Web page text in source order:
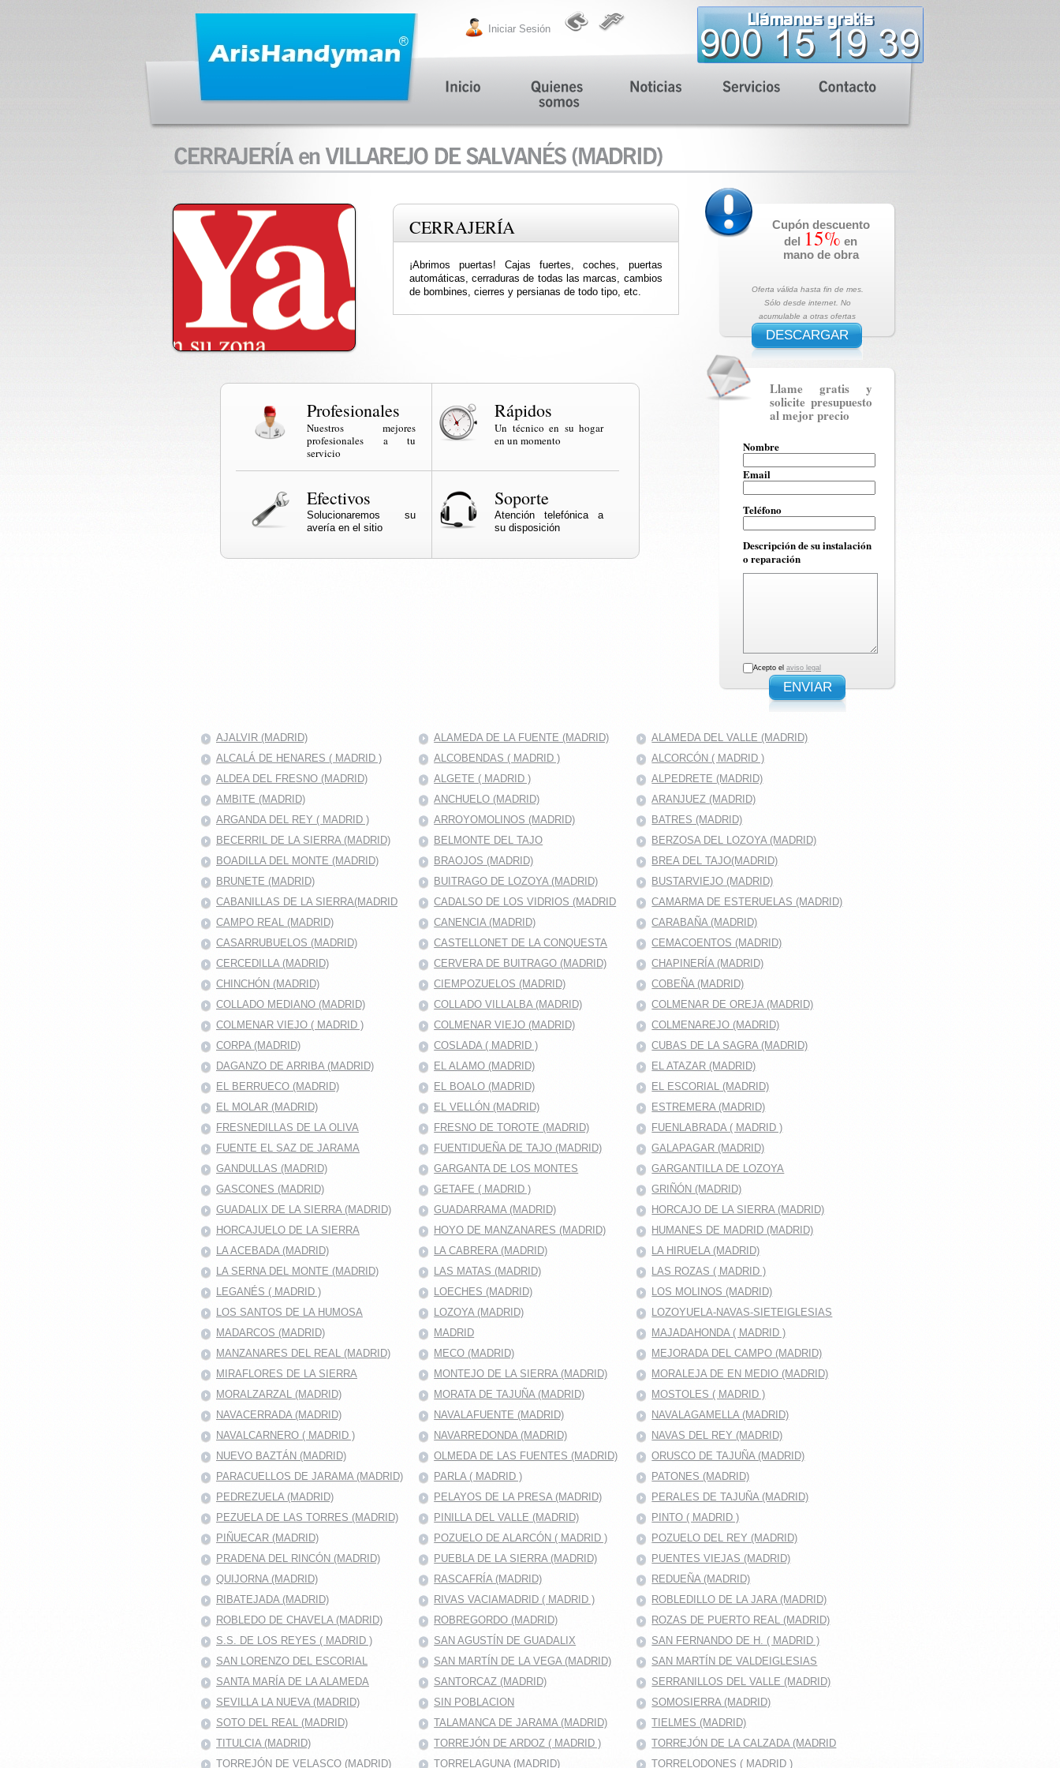
Iniciar Sesión
CERRAJERÍA
¡Abrimos puertas! Cajas fuertes, coches, puertas
automáticas, cerraduras de todas las marcas, cambios
de bombines, cierres y persianas de todo tipo, etc.
Profesionales
Nuestros mejores
profesionales a tu
servicio
Rápidos
Un técnico en su hogar
en un momento
Efectivos
Solucionaremos su
avería en el sitio
Soporte
Atención telefónica a
su disposición
Cupón descuento
del 15% en
mano de obra
Oferta válida hasta fin de mes.
Sólo desde internet. No
acumulable a otras ofertas
DESCARGAR
Llame gratis y
solicite presupuesto
al mejor precio
Nombre
Email
Teléfono
Descripción de su instalación
o reparación
Acepto el aviso legal
ENVIAR
AJALVIR (MADRID) ALAMEDA DE LA FUENTE (MADRID)
ALAMEDA DEL VALLE (MADRID)
ALCALÁ DE HENARES ( MADRID )
ALCOBENDAS ( MADRID )
ALCORCÓN ( MADRID )
ALDEA DEL FRESNO (MADRID)
ALGETE ( MADRID )
ALPEDRETE (MADRID)
AMBITE (MADRID)
ANCHUELO (MADRID)
ARANJUEZ (MADRID)
ARGANDA DEL REY ( MADRID )
ARROYOMOLINOS (MADRID)
BATRES (MADRID)
BECERRIL DE LA SIERRA (MADRID)
BELMONTE DEL TAJO
BERZOSA DEL LOZOYA (MADRID)
BOADILLA DEL MONTE (MADRID)
BRAOJOS (MADRID)
BREA DEL TAJO(MADRID)
BRUNETE (MADRID)
BUITRAGO DE LOZOYA (MADRID)
BUSTARVIEJO (MADRID)
CABANILLAS DE LA SIERRA(MADRID
CADALSO DE LOS VIDRIOS (MADRID
CAMARMA DE ESTERUELAS (MADRID)
CAMPO REAL (MADRID)
CANENCIA (MADRID)
CARABAÑA (MADRID)
CASARRUBUELOS (MADRID)
CASTELLONET DE LA CONQUESTA
CEMACOENTOS (MADRID)
CERCEDILLA (MADRID)
CERVERA DE BUITRAGO (MADRID)
CHAPINERÍA (MADRID)
CHINCHÓN (MADRID)
CIEMPOZUELOS (MADRID)
COBEÑA (MADRID)
COLLADO MEDIANO (MADRID)
COLLADO VILLALBA (MADRID)
COLMENAR DE OREJA (MADRID)
COLMENAR VIEJO ( MADRID )
COLMENAR VIEJO (MADRID)
COLMENAREJO (MADRID)
CORPA (MADRID)
COSLADA ( MADRID )
CUBAS DE LA SAGRA (MADRID)
DAGANZO DE ARRIBA (MADRID)
EL ALAMO (MADRID)
EL ATAZAR (MADRID)
EL BERRUECO (MADRID)
EL BOALO (MADRID)
EL ESCORIAL (MADRID)
EL MOLAR (MADRID)
EL VELLÓN (MADRID)
ESTREMERA (MADRID)
FRESNEDILLAS DE LA OLIVA
FRESNO DE TOROTE (MADRID)
FUENLABRADA ( MADRID )
FUENTE EL SAZ DE JARAMA
FUENTIDUEÑA DE TAJO (MADRID)
GALAPAGAR (MADRID)
GANDULLAS (MADRID)
GARGANTA DE LOS MONTES
GARGANTILLA DE LOZOYA
GASCONES (MADRID)
GETAFE ( MADRID )
GRIÑÓN (MADRID)
GUADALIX DE LA SIERRA (MADRID)
GUADARRAMA (MADRID)
HORCAJO DE LA SIERRA (MADRID)
HORCAJUELO DE LA SIERRA
HOYO DE MANZANARES (MADRID)
HUMANES DE MADRID (MADRID)
LA ACEBADA (MADRID)
LA CABRERA (MADRID)
LA HIRUELA (MADRID)
LA SERNA DEL MONTE (MADRID)
LAS MATAS (MADRID)
LAS ROZAS ( MADRID )
LEGANÉS ( MADRID )
LOECHES (MADRID)
LOS MOLINOS (MADRID)
LOS SANTOS DE LA HUMOSA
LOZOYA (MADRID)
LOZOYUELA-NAVAS-SIETEIGLESIAS
MADARCOS (MADRID)
MADRID
MAJADAHONDA ( MADRID )
MANZANARES DEL REAL (MADRID)
MECO (MADRID)
MEJORADA DEL CAMPO (MADRID)
MIRAFLORES DE LA SIERRA
MONTEJO DE LA SIERRA (MADRID)
MORALEJA DE EN MEDIO (MADRID)
MORALZARZAL (MADRID)
MORATA DE TAJUÑA (MADRID)
MOSTOLES ( MADRID )
NAVACERRADA (MADRID)
NAVALAFUENTE (MADRID)
NAVALAGAMELLA (MADRID)
NAVALCARNERO ( MADRID )
NAVARREDONDA (MADRID)
NAVAS DEL REY (MADRID)
NUEVO BAZTÁN (MADRID)
OLMEDA DE LAS FUENTES (MADRID)
ORUSCO DE TAJUÑA (MADRID)
PARACUELLOS DE JARAMA (MADRID)
PARLA ( MADRID )
PATONES (MADRID)
PEDREZUELA (MADRID)
PELAYOS DE LA PRESA (MADRID)
PERALES DE TAJUÑA (MADRID)
PEZUELA DE LAS TORRES (MADRID)
PINILLA DEL VALLE (MADRID)
PINTO ( MADRID )
PIÑUECAR (MADRID)
POZUELO DE ALARCÓN ( MADRID )
POZUELO DEL REY (MADRID)
PRADENA DEL RINCÓN (MADRID)
PUEBLA DE LA SIERRA (MADRID)
PUENTES VIEJAS (MADRID)
QUIJORNA (MADRID)
RASCAFRÍA (MADRID)
REDUEÑA (MADRID)
RIBATEJADA (MADRID)
RIVAS VACIAMADRID ( MADRID )
ROBLEDILLO DE LA JARA (MADRID)
ROBLEDO DE CHAVELA (MADRID)
ROBREGORDO (MADRID)
ROZAS DE PUERTO REAL (MADRID)
S.S. DE LOS REYES ( MADRID )
SAN AGUSTÍN DE GUADALIX
SAN FERNANDO DE H. ( MADRID )
SAN LORENZO DEL ESCORIAL
SAN MARTÍN DE LA VEGA (MADRID)
SAN MARTÍN DE VALDEIGLESIAS
SANTA MARÍA DE LA ALAMEDA
SANTORCAZ (MADRID)
SERRANILLOS DEL VALLE (MADRID)
SEVILLA LA NUEVA (MADRID)
SIN POBLACION
SOMOSIERRA (MADRID)
SOTO DEL REAL (MADRID)
TALAMANCA DE JARAMA (MADRID)
TIELMES (MADRID)
TITULCIA (MADRID)
TORREJÓN DE ARDOZ ( MADRID )
TORREJÓN DE LA CALZADA (MADRID
TORREJÓN DE VELASCO (MADRID)
TORRELAGUNA (MADRID) TORRELODONES ( MADRID )